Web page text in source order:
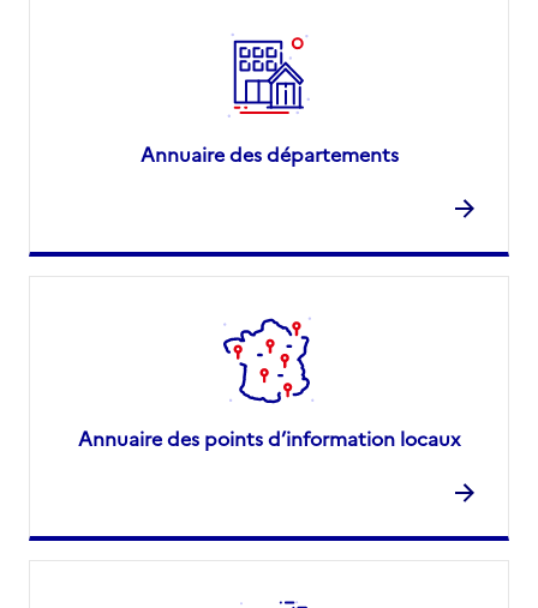
Annuaire des départements
Annuaire des points d’information locaux